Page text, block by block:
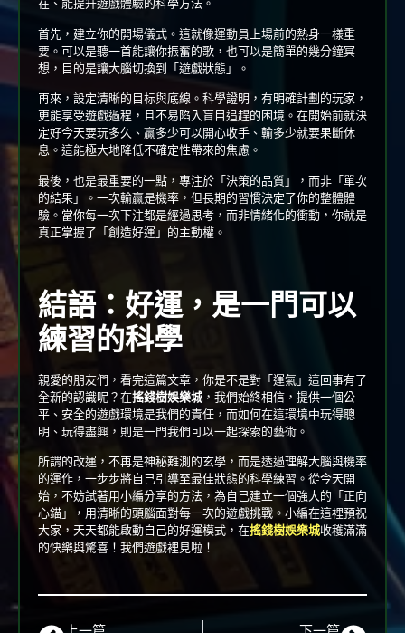
在、能提升遊戲體驗的科學方法。
首先，建立你的開場儀式。這就像運動員上場前的熱身一樣重
要。可以是聽一首能讓你振奮的歌，也可以是簡單的幾分鐘冥
想，目的是讓大腦切換到「遊戲狀態」。
再來，設定清晰的目标與底線。科學證明，有明確計劃的玩家，
更能享受遊戲過程，且不易陷入盲目追趕的困境。在開始前就決
定好今天要玩多久、贏多少可以開心收手、輸多少就要果斷休
息。這能極大地降低不確定性帶來的焦慮。
最後，也是最重要的一點，專注於「決策的品質」，而非「單次
的結果」。一次輸贏是機率，但長期的習慣決定了你的整體體
驗。當你每一次下注都是經過思考，而非情緒化的衝動，你就是
真正掌握了「創造好運」的主動權。
結語：好運，是一門可以
練習的科學
親愛的朋友們，看完這篇文章，你是不是對「運氣」這回事有了
全新的認識呢？在搖錢樹娛樂城 ，我們始終相信，提供一個公
平、安全的遊戲環境是我們的責任，而如何在這環境中玩得聰
明、玩得盡興，則是一門我們可以一起探索的藝術。
所謂的改運，不再是神秘難測的玄學，而是透過理解大腦與機率
的運作，一步步將自己引導至最佳狀態的科學練習。從今天開
始，不妨試著用小編分享的方法，為自己建立一個強大的「正向
心錨」，用清晰的頭腦面對每一次的遊戲挑戰。小編在這裡預祝
大家，天天都能啟動自己的好運模式，在搖錢樹娛樂城收穫滿滿
的快樂與驚喜！我們遊戲裡見啦！